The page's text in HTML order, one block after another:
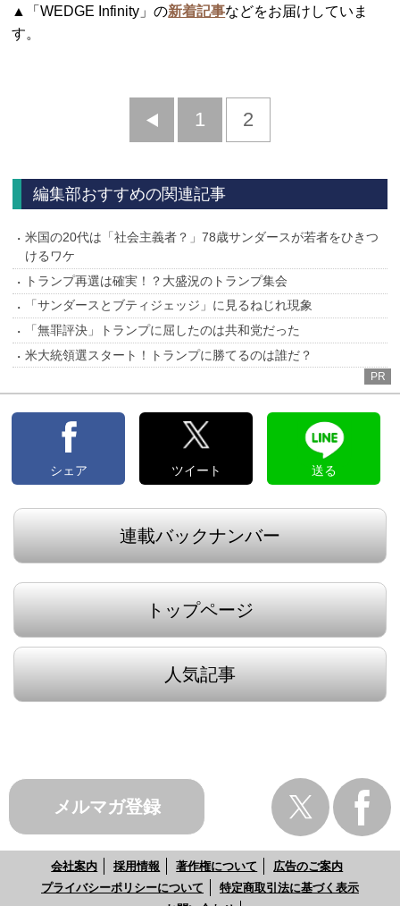
▲「WEDGE Infinity」の新着記事などをお届けしていま
す。
前
1 2
編集部おすすめの関連記事
米国の20代は「社会主義者？」78歳サンダースが若者をひきつ
けるワケ
トランプ再選は確実！？大盛況のトランプ集会
「サンダースとブティジェッジ」に見るねじれ現象
「無罪評決」トランプに屈したのは共和党だった
米大統領選スタート！トランプに勝てるのは誰だ？
PR
シェア ツイート 送る
連載バックナンバー
トップページ
人気記事
メルマガ登録
会社案内 採用情報 著作権について
広告のご案内
プライバシーポリシーについて
特定商取引法に基づく表示